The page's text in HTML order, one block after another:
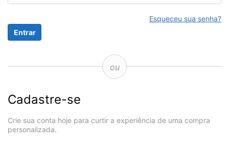
Esqueceu sua senha?
ou
Cadastre-se
Crie sua conta hoje para curtir a experiência de uma compra
personalizada.